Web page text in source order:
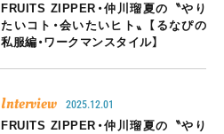
FRUITS ZIPPER・仲川瑠夏の〝やり
たいコト・会いたいヒト〟【るなぴの
私服編・ワークマンスタイル】
Interview 2025.12.01
FRUITS ZIPPER・仲川瑠夏の〝やり